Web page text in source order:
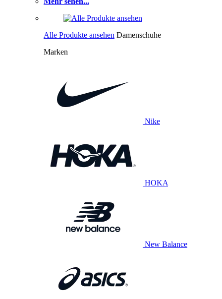
Alle Produkte ansehen Damenschuhe
Marken
Nike
HOKA
New Balance